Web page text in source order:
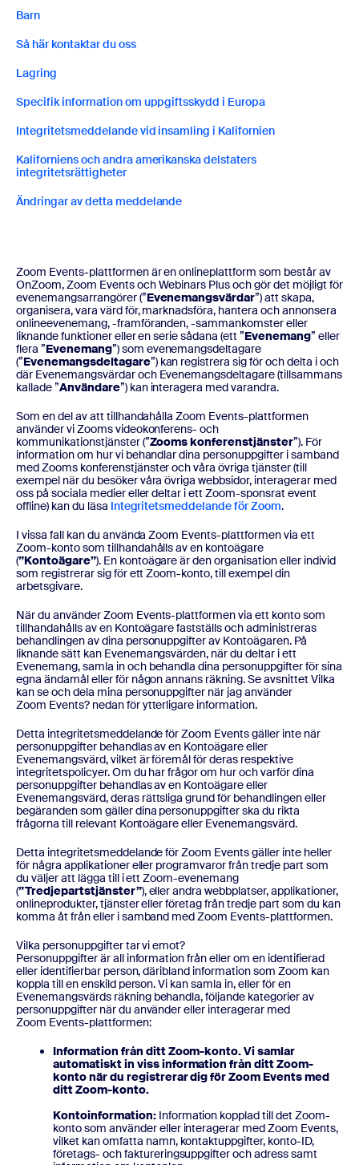
Barn
Så här kontaktar du oss
Lagring
Specifik information om uppgiftsskydd i Europa
Integritetsmeddelande vid insamling i Kalifornien
Kaliforniens och andra amerikanska delstaters
integritetsrättigheter
Ändringar av detta meddelande
Zoom Events-plattformen är en onlineplattform som består av
OnZoom, Zoom Events och Webinars Plus och gör det möjligt för
evenemangsarrangörer (”Evenemangsvärdar”) att skapa,
organisera, vara värd för, marknadsföra, hantera och annonsera
onlineevenemang, -framföranden, -sammankomster eller
liknande funktioner eller en serie sådana (ett ”Evenemang” eller
flera ”Evenemang”) som evenemangsdeltagare
(”Evenemangsdeltagare”) kan registrera sig för och delta i och
där Evenemangsvärdar och Evenemangsdeltagare (tillsammans
kallade ”Användare”) kan interagera med varandra.
Som en del av att tillhandahålla Zoom Events-plattformen
använder vi Zooms videokonferens- och
kommunikationstjänster (”Zoomskonferenstjänster”). För
information om hur vi behandlar dina personuppgifter i samband
med Zooms konferenstjänster och våra övriga tjänster (till
exempel när du besöker våra övriga webbsidor, interagerar med
oss på sociala medier eller deltar i ett Zoom-sponsrat event
offline) kan du läsa Integritetsmeddelande för Zoom.
I vissa fall kan du använda Zoom Events-plattformen via ett
Zoom-konto som tillhandahålls av en kontoägare
(”Kontoägare”). En kontoägare är den organisation eller individ
som registrerar sig för ett Zoom-konto, till exempel din
arbetsgivare.
När du använder Zoom Events-plattformen via ett konto som
tillhandahålls av en Kontoägare fastställs och administreras
behandlingen av dina personuppgifter av Kontoägaren. På
liknande sätt kan Evenemangsvärden, när du deltar i ett
Evenemang, samla in och behandla dina personuppgifter för sina
egna ändamål eller för någon annans räkning. Se avsnittet Vilka
kan se och dela mina personuppgifter när jag använder
Zoom Events? nedan för ytterligare information.
Detta integritetsmeddelande för Zoom Events gäller inte när
personuppgifter behandlas av en Kontoägare eller
Evenemangsvärd, vilket är föremål för deras respektive
integritetspolicyer. Om du har frågor om hur och varför dina
personuppgifter behandlas av en Kontoägare eller
Evenemangsvärd, deras rättsliga grund för behandlingen eller
begäranden som gäller dina personuppgifter ska du rikta
frågorna till relevant Kontoägare eller Evenemangsvärd.
Detta integritetsmeddelande för Zoom Events gäller inte heller
för några applikationer eller programvaror från tredje part som
du väljer att lägga till i ett Zoom-evenemang
(”Tredjepartstjänster”), eller andra webbplatser, applikationer,
onlineprodukter, tjänster eller företag från tredje part som du kan
komma åt från eller i samband med Zoom Events-plattformen.
Vilka personuppgifter tar vi emot?
Personuppgifter är all information från eller om en identifierad
eller identifierbar person, däribland information som Zoom kan
koppla till en enskild person. Vi kan samla in, eller för en
Evenemangsvärds räkning behandla, följande kategorier av
personuppgifter när du använder eller interagerar med
Zoom Events-plattformen:
Information från ditt Zoom-konto. Vi samlar
automatiskt in viss information från ditt Zoom-
konto när du registrerar dig för Zoom Events med
ditt Zoom-konto.
Kontoinformation:Information kopplad till det Zoom-
konto som använder eller interagerar med Zoom Events,
vilket kan omfatta namn, kontaktuppgifter, konto-ID,
företags- och faktureringsuppgifter och adress samt